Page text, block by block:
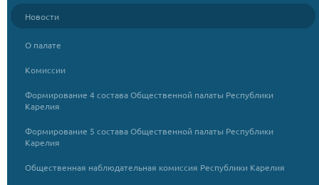
Новости
О палате
Комиссии
Формирование 4 состава Общественной палаты Республики
Карелия
Формирование 5 состава Общественной палаты Республики
Карелия
Общественная наблюдательная комиссия Республики Карелия